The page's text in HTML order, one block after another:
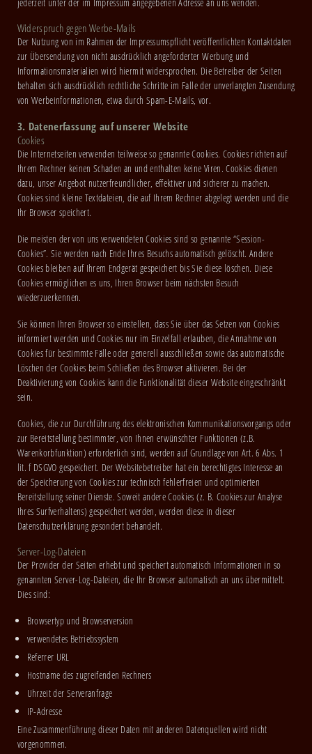
Widerspruch gegen Werbe-Mails
Der Nutzung von im Rahmen der Impressumspflicht veröffentlichten Kontaktdaten
zur Übersendung von nicht ausdrücklich angeforderter Werbung und
Informationsmaterialien wird hiermit widersprochen. Die Betreiber der Seiten
behalten sich ausdrücklich rechtliche Schritte im Falle der unverlangten Zusendung
von Werbeinformationen, etwa durch Spam-E-Mails, vor.
3. Datenerfassung auf unserer Website
Cookies
Die Internetseiten verwenden teilweise so genannte Cookies. Cookies richten auf
Ihrem Rechner keinen Schaden an und enthalten keine Viren. Cookies dienen
dazu, unser Angebot nutzerfreundlicher, effektiver und sicherer zu machen.
Cookies sind kleine Textdateien, die auf Ihrem Rechner abgelegt werden und die
Ihr Browser speichert.
Die meisten der von uns verwendeten Cookies sind so genannte “Session-
Cookies”. Sie werden nach Ende Ihres Besuchs automatisch gelöscht. Andere
Cookies bleiben auf Ihrem Endgerät gespeichert bis Sie diese löschen. Diese
Cookies ermöglichen es uns, Ihren Browser beim nächsten Besuch
wiederzuerkennen.
Sie können Ihren Browser so einstellen, dass Sie über das Setzen von Cookies
informiert werden und Cookies nur im Einzelfall erlauben, die Annahme von
Cookies für bestimmte Fälle oder generell ausschließen sowie das automatische
Löschen der Cookies beim Schließen des Browser aktivieren. Bei der
Deaktivierung von Cookies kann die Funktionalität dieser Website eingeschränkt
sein.
Cookies, die zur Durchführung des elektronischen Kommunikationsvorgangs oder
zur Bereitstellung bestimmter, von Ihnen erwünschter Funktionen (z.B.
Warenkorbfunktion) erforderlich sind, werden auf Grundlage von Art. 6 Abs. 1
lit. f DSGVO gespeichert. Der Websitebetreiber hat ein berechtigtes Interesse an
der Speicherung von Cookies zur technisch fehlerfreien und optimierten
Bereitstellung seiner Dienste. Soweit andere Cookies (z. B. Cookies zur Analyse
Ihres Surfverhaltens) gespeichert werden, werden diese in dieser
Datenschutzerklärung gesondert behandelt.
Server-Log-Dateien
Der Provider der Seiten erhebt und speichert automatisch Informationen in so
genannten Server-Log-Dateien, die Ihr Browser automatisch an uns übermittelt.
Dies sind:
Browsertyp und Browserversion
verwendetes Betriebssystem
Referrer URL
Hostname des zugreifenden Rechners
Uhrzeit der Serveranfrage
IP-Adresse
Eine Zusammenführung dieser Daten mit anderen Datenquellen wird nicht
vorgenommen.